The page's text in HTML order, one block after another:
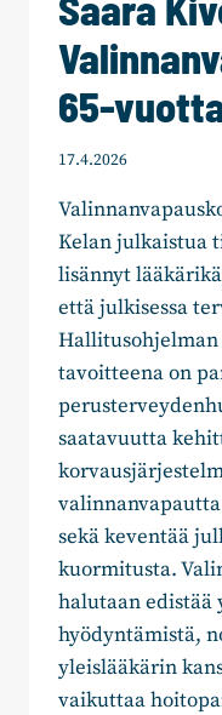
65-
17.4.2026
Kelan julkaistua
lisännyt
että julkisessa
tavoitteena on
saatavuutta
sekä keventää
kuormitusta.
halutaan edistää
hyödyntämistä,
yleislääkärin
vaikuttaa